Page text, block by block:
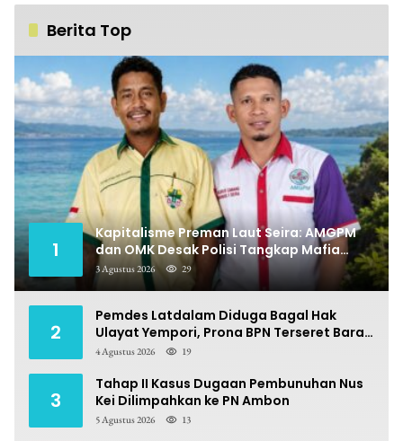
Berita Top
1
Kapitalisme Preman Laut Seira: AMGPM
dan OMK Desak Polisi Tangkap Mafia
Pungli
3 Agustus 2026 29
2
Pemdes Latdalam Diduga Bagal Hak
Ulayat Yempori, Prona BPN Terseret Bara
Sengketa
4 Agustus 2026 19
3
Tahap II Kasus Dugaan Pembunuhan Nus
Kei Dilimpahkan ke PN Ambon
5 Agustus 2026 13